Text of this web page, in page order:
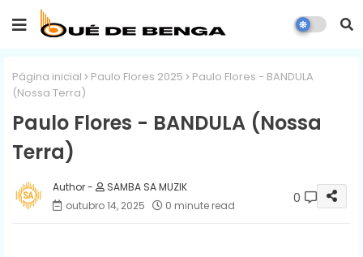
Página inicial Paulo Flores 2025
Paulo Flores - BANDULA
(Nossa Terra)
Paulo Flores - BANDULA (Nossa
Terra)
SAMBA SA MUZIK
outubro 14, 2025
0 minute read 0